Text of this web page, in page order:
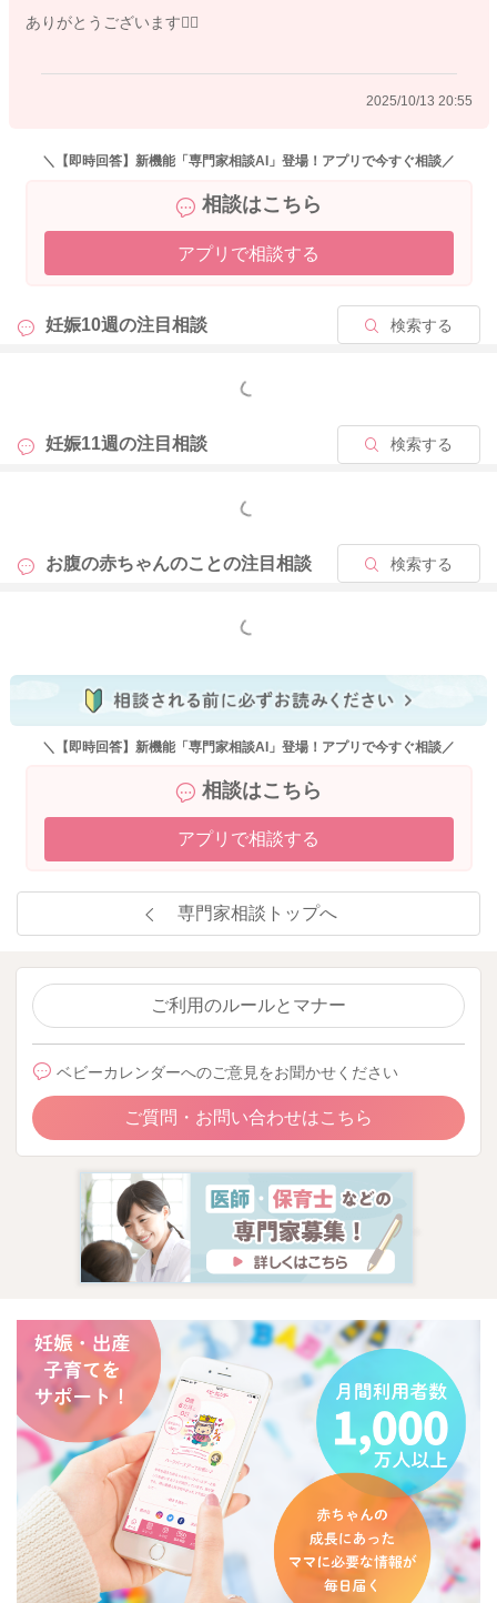
ありがとうございます🙇‍♀️
2025/10/13 20:55
＼【即時回答】新機能「専門家相談AI」登場！アプリで今すぐ相談／
相談はこちら
アプリで相談する
妊娠10週の注目相談 検索する
もっと見る
妊娠11週の注目相談 検索する
もっと見る
お腹の赤ちゃんのことの注目相談 検索する
もっと見る
＼【即時回答】新機能「専門家相談AI」登場！アプリで今すぐ相談／
相談はこちら
アプリで相談する
専門家相談トップへ
ご利用のルールとマナー
ベビーカレンダーへのご意見をお聞かせください
ご質問・お問い合わせはこちら